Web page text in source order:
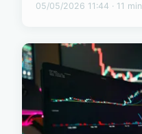
05/05/2026 11:44 · 11 min